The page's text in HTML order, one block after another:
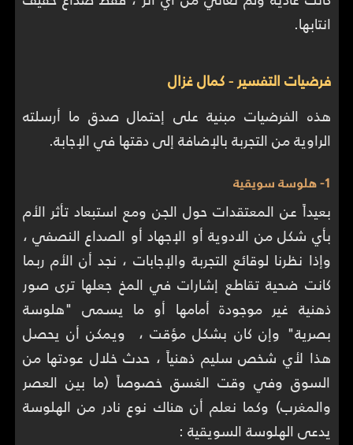
انتابها.
فرضيات التفسير - كمال غزال
هذه الفرضيات مبنية على إحتمال صدق ما أرسلته
الراوية من التجربة بالإضافة إلى دقتها في الإجابة.
1- هلوسة سويقية
بعيداً عن المعتقدات حول الجن ومع استبعاد تأثر الأم
بأي شكل من الادوية أو الإجهاد أو الصداع النصفي ،
وإذا نظرنا لوقائع التجربة والإجابات ، نجد أن الأم ربما
كانت ضحية تقاطع إشارات في المخ جعلها ترى صور
ذهنية غير موجودة أمامها أو ما يسمى "هلوسة
بصرية" وإن كان بشكل مؤقت ، ويمكن أن يحصل
هذا لأي شخص سليم ذهنياً ، حدث خلال عودتها من
السوق وفي وقت الغسق خصوصاً (ما بين العصر
والمغرب) وكما نعلم أن هناك نوع نادر من الهلوسة
يدعى الهلوسة السويقية :